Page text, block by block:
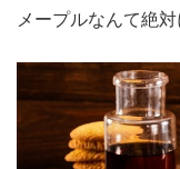
メープルなんて絶